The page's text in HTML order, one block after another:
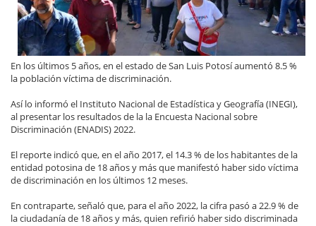
En los últimos 5 años, en el estado de San Luis Potosí aumentó 8.5 %
la población víctima de discriminación.
Así lo informó el Instituto Nacional de Estadística y Geografía (INEGI),
al presentar los resultados de la la Encuesta Nacional sobre
Discriminación (ENADIS) 2022.
El reporte indicó que, en el año 2017, el 14.3 % de los habitantes de la
entidad potosina de 18 años y más que manifestó haber sido víctima
de discriminación en los últimos 12 meses.
En contraparte, señaló que, para el año 2022, la cifra pasó a 22.9 % de
la ciudadanía de 18 años y más, quien refirió haber sido discriminada